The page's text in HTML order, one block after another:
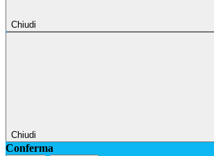
Chiudi
Chiudi
Conferma